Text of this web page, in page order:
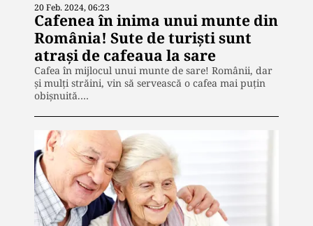
20 Feb. 2024, 06:23
Cafenea în inima unui munte din
România! Sute de turiști sunt
atrași de cafeaua la sare
Cafea în mijlocul unui munte de sare! Românii, dar
și mulți străini, vin să servească o cafea mai puțin
obișnuită.…